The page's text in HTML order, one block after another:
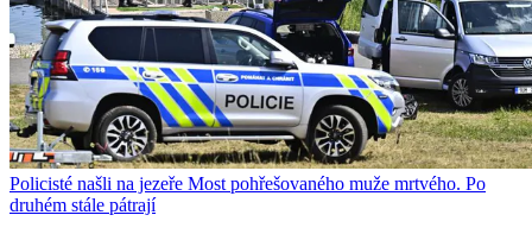
Policisté našli na jezeře Most pohřešovaného muže mrtvého. Po
druhém stále pátrají